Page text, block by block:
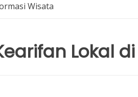
Wisata
Lokal